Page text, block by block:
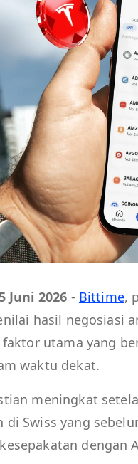
Juni 2026 - Bittime,
hasil negosiasi
utama yang
waktu dekat.
meningkat
di Swiss yang
dengan